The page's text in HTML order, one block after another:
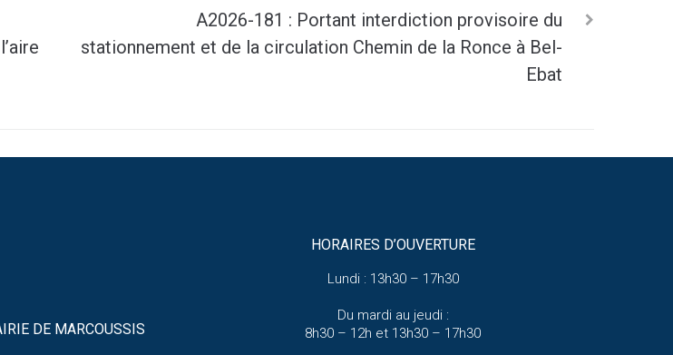
A2026-181 : Portant interdiction provisoire du
stationnement et de la circulation Chemin de la Ronce à Bel-
Ebat
DE MARCOUSSIS
HORAIRES D’OUVERTURE
Lundi : 13h30 – 17h30
Du mardi au jeudi :
8h30 – 12h et 13h30 – 17h30